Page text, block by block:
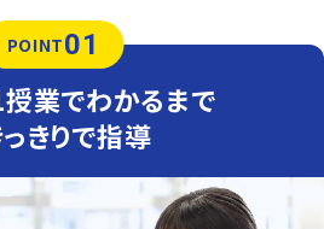
書籍）
らの出題が多い分、学校の授業の理解度
大きく差が開きます。英単語やイディオ
けでなく、教科書の例文とセットで覚
ます。
ース
コース
POINT01
業でわかるまで
きりで指導